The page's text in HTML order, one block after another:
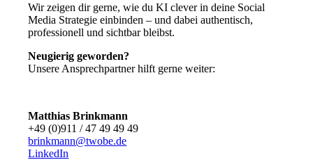
Wir zeigen dir gerne, wie du KI clever in deine Social
Media Strategie einbinden – und dabei authentisch,
professionell und sichtbar bleibst.
Neugierig geworden?
Unsere Ansprechpartner hilft gerne weiter:
Matthias Brinkmann
+49 (0)911 / 47 49 49 49
brinkmann@twobe.de
LinkedIn